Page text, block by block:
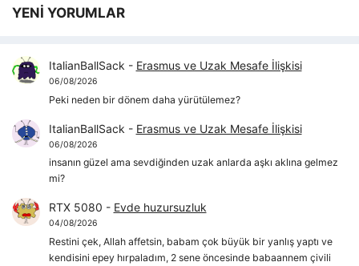
YENİ YORUMLAR
ItalianBallSack - Erasmus ve Uzak Mesafe İlişkisi
06/08/2026
Peki neden bir dönem daha yürütülemez?
ItalianBallSack - Erasmus ve Uzak Mesafe İlişkisi
06/08/2026
insanın güzel ama sevdiğinden uzak anlarda aşkı aklına gelmez
mi?
RTX 5080 - Evde huzursuzluk
04/08/2026
Restini çek, Allah affetsin, babam çok büyük bir yanlış yaptı ve
kendisini epey hırpaladım, 2 sene öncesinde babaannem çivili